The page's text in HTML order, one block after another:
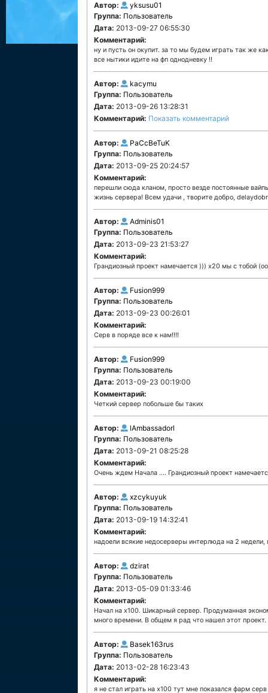
Автор:
yksusu01
Группа: Пользователь
Дата: 2013-09-27 06:55:30
Комментарий:
ну и пусть он окупит. за то мы будем играть так же
все нытики идите на фп однодневку !!
Автор:
kacymu
Группа: Пользователь
Дата: 2013-09-26 13:28:31
Комментарий: Показать комментарий
Автор:
PaCcBeTuK
Группа: Пользователь
Дата: 2013-09-25 20:24:57
Комментарий:
перешли сюда кланом, просто везде постоянные
жизнь сервера! Всем удачи , творите добро,
Автор:
Adminis01
Группа: Пользователь
Дата: 2013-09-23 21:53:27
Комментарий:
Грандиозный проект намечается ))) х20 мы с тобой
Автор:
Fusion999
Группа: Пользователь
Дата: 2013-09-23 00:26:01
Комментарий:
Серв в поряде все к нам!!!!
Автор:
Fusion999
Группа: Пользователь
Дата: 2013-09-23 00:19:00
Комментарий:
Четкий сервер побольше бы таких
Автор:
lAmbassadorl
Группа: Пользователь
Дата: 2013-09-21 08:25:28
Комментарий:
Очень ждем Начала .... Грандиозный проект
Автор:
xzcykuyuk
Группа: Пользователь
Дата: 2013-09-19 14:32:41
Комментарий:
надоели всякие недосерверы интерлюда на 2
Автор:
dzirat
Группа: Пользователь
Дата: 2013-05-09 01:33:46
Комментарий:
Начал на х100. Шикарный сервер. Продуманная
много времени. В общем я рад что нашел этот проект.
Автор:
Basek163rus
Группа: Пользователь
Дата: 2013-02-28 16:23:43
Комментарий:
я не стал играть на х100 тут мне показался фарм